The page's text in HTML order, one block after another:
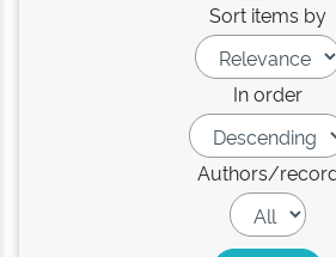
Sort items by
In order
Authors/